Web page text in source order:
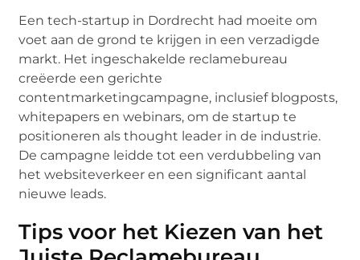
Een tech-startup in Dordrecht had moeite om
voet aan de grond te krijgen in een verzadigde
markt. Het ingeschakelde reclamebureau
creëerde een gerichte
contentmarketingcampagne, inclusief blogposts,
whitepapers en webinars, om de startup te
positioneren als thought leader in de industrie.
De campagne leidde tot een verdubbeling van
het websiteverkeer en een significant aantal
nieuwe leads.
Tips voor het Kiezen van het